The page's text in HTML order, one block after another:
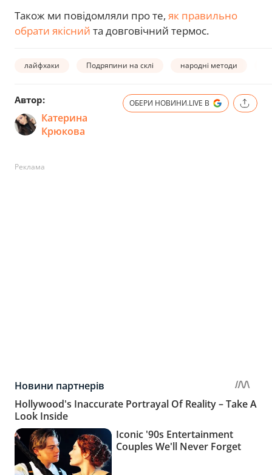
Також ми повідомляли про те, як правильно
обрати якісний та довговічний термос.
лайфхаки Подряпини на склі народні методи
Автор:
Катерина
Крюкова
ОБЕРИ НОВИНИ.LIVE В
Реклама